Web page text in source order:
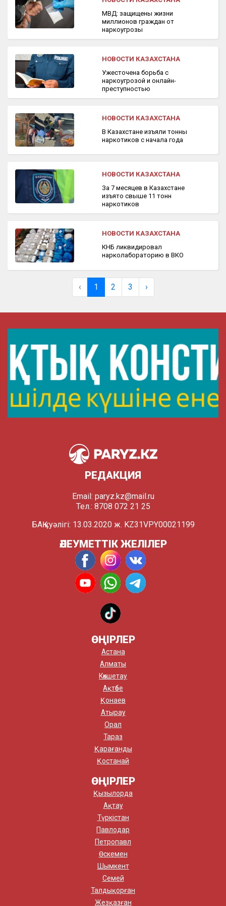
МВД: защищены жизни
миллионов граждан от
наркоугрозы
НОВОСТИ КАЗАХСТАНА
Ужесточена борьба с
наркоугрозой и онлайн-
преступностью
НОВОСТИ КАЗАХСТАНА
В Казахстане изъяли тонны
наркотиков с начала года
НОВОСТИ КАЗАХСТАНА
За 7 месяцев в Казахстане
изъято свыше 11 тонн
наркотиков
НОВОСТИ КАЗАХСТАНА
КНБ ликвидировал
нарколабораторию в ВКО
‹ 1 2 3 ›
РЕДАКЦИЯ
Email: paryz.kz@mail.ru
Тел.: 8708 072 21 25
БАҚ куәлігі: 13.03.2020 ж. KZ31VPY00021199
ӘЛЕУМЕТТІК ЖЕЛІЛЕР
ӨҢІРЛЕР
Астана
Алматы
Көкшетау
Ақтөбе
Қонаев
Атырау
Орал
Тараз
Қарағанды
Қостанай
ӨҢІРЛЕР
Қызылорда
Ақтау
Түркістан
Павлодар
Петропавл
Өскемен
Шымкент
Семей
Талдықорған
Жезқазған